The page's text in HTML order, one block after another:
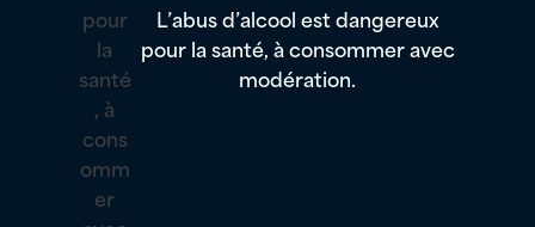
L’abus d’alcool est dangereux
pour la santé, à consommer avec
modération.